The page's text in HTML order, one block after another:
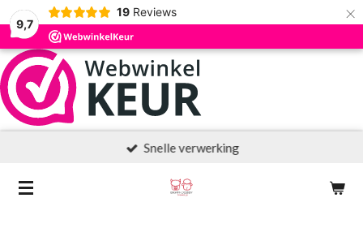
9,7
19 Reviews ×
Snelle verwerking